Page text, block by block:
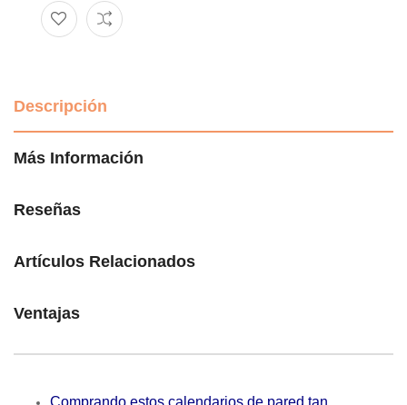
Descripción
Más Información
Reseñas
Artículos Relacionados
Ventajas